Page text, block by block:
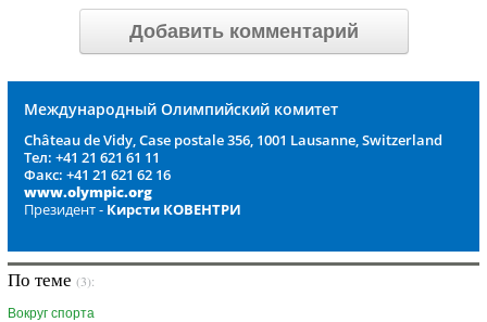
Добавить комментарий
Международный Олимпийский комитет
Château de Vidy, Case postale 356, 1001 Lausanne, Switzerland
Тел: +41 21 621 61 11
Факс: +41 21 621 62 16
www.olympic.org
Президент - Кирсти КОВЕНТРИ
По теме (3):
Вокруг спорта